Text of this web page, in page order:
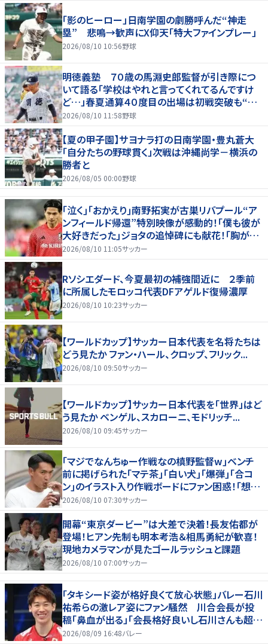
「影のヒーロー」日南学園の劇勝呼んだ“神走
塁” 悲鳴→歓声にX仰天「特大ファインプレー」
2026/08/10 10:56野球
明徳義塾 ７０歳の馬淵史郎監督が引き際につ
いて語る「学校はやれと言ってくれてるんですけ
ど…」春夏通算４０度目の出場は初戦突破も“馬
淵節”炸裂
2026/08/10 11:58野球
【夏の甲子園】サヨナラ打の日南学園・豊丸蒼大
「自分たちの野球貫く」次戦は沖縄尚学－横浜の
勝者と
2026/08/05 00:00野球
｢泣く｣｢おかえり｣南野拓実が古巣リバプール“ア
ンフィールド帰還”特別映像が感動的！｢僕も彼が
大好きだった｣ジョタの追悼碑にも献花！｢胸が熱
くなります…｣
2026/08/10 11:05サッカー
Rソシエダード、今夏最初の補強間近に ２季前
に所属したモロッコ代表DFアゲルド復帰濃厚
2026/08/10 10:23サッカー
【ワールドカップ】サッカー日本代表を名将たちは
どう見たか ファン・ハール、クロップ、フリック...
2026/08/10 09:50サッカー
【ワールドカップ】サッカー日本代表を「世界」はど
う見たか ベンゲル、スカローニ、モドリッチ...
2026/08/10 09:45サッカー
｢マジでなんちゅー作戦なの槙野監督w｣ベンチ
前に掲げられた｢マテ茶｣｢白い犬｣｢爆弾｣｢合コ
ン｣のイラスト入り作戦ボードにファン困惑！｢想像
よりデカくて吹いた｣
2026/08/10 07:30サッカー
開幕“東京ダービー”は大差で決着！長友佑都が
登場！ヒアン先制も明本考浩＆相馬勇紀が歓喜！
現地カメラマンが見たゴールラッシュと課題
2026/08/10 07:00サッカー
「タキシード姿が格好良くて放心状態」バレー石川
祐希らの激レア姿にファン騒然 川合会長が投
稿「鼻血が出る」「会長格好良いし石川さんも超格
好いい」
2026/08/09 16:48バレー